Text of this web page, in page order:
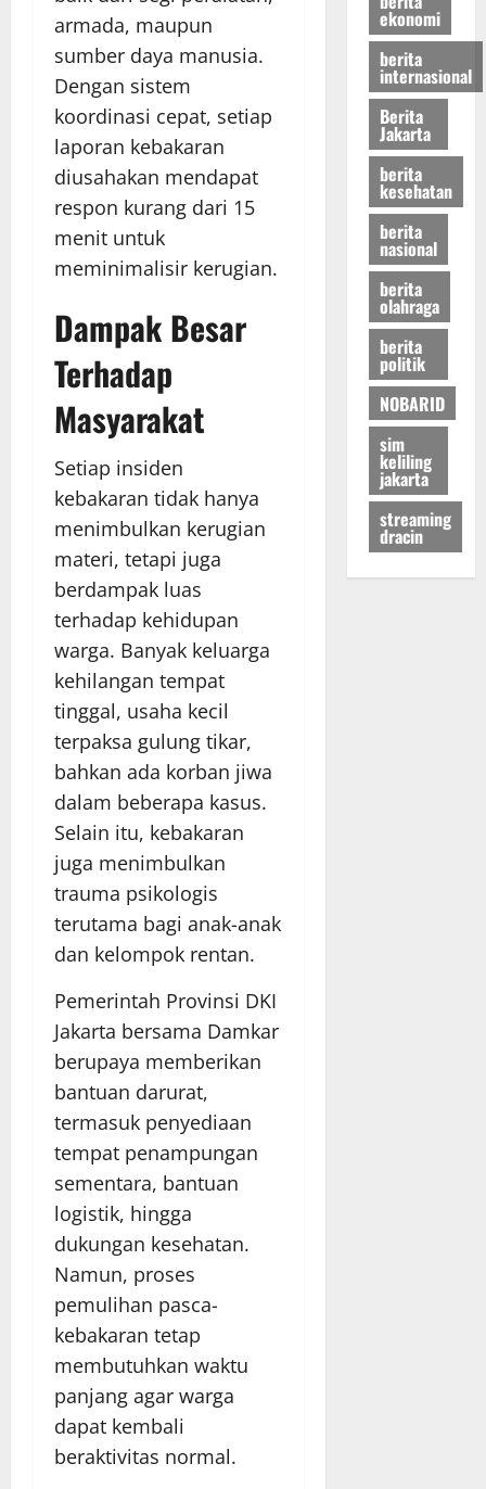
armada, maupun
sumber daya manusia.
Dengan sistem
koordinasi cepat, setiap
laporan kebakaran
diusahakan mendapat
respon kurang dari 15
menit untuk
meminimalisir kerugian.
Dampak Besar
Terhadap
Masyarakat
Setiap insiden
kebakaran tidak hanya
menimbulkan kerugian
materi, tetapi juga
berdampak luas
terhadap kehidupan
warga. Banyak keluarga
kehilangan tempat
tinggal, usaha kecil
terpaksa gulung tikar,
bahkan ada korban jiwa
dalam beberapa kasus.
Selain itu, kebakaran
juga menimbulkan
trauma psikologis
terutama bagi anak-anak
dan kelompok rentan.
Pemerintah Provinsi DKI
Jakarta bersama Damkar
berupaya memberikan
bantuan darurat,
termasuk penyediaan
tempat penampungan
sementara, bantuan
logistik, hingga
dukungan kesehatan.
Namun, proses
pemulihan pasca-
kebakaran tetap
membutuhkan waktu
panjang agar warga
dapat kembali
beraktivitas normal.
ekonomi
berita
internasional
Berita
Jakarta
berita
kesehatan
berita
nasional
berita
olahraga
berita
politik
NOBARID
sim
keliling
jakarta
streaming
dracin